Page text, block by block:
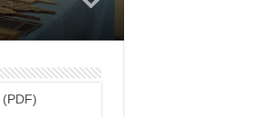
(PDF)